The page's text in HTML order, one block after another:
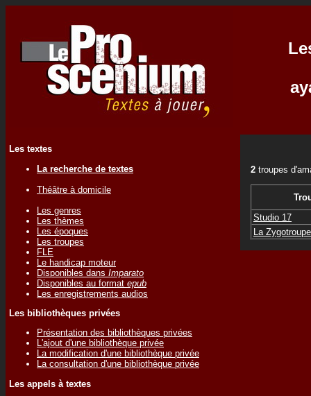
Les textes
La recherche de textes
Théâtre à domicile
Les genres
Les thèmes
Les époques
Les troupes
FLE
Le handicap moteur
Disponibles dans Imparato
Disponibles au format epub
Les enregistrements audios
Les bibliothèques privées
Présentation des bibliothèques privées
L'ajout d'une bibliothèque privée
La modification d'une bibliothèque privée
La consultation d'une bibliothèque privée
Les appels à textes
2 troupes
Studio 17
La Zygotroupe